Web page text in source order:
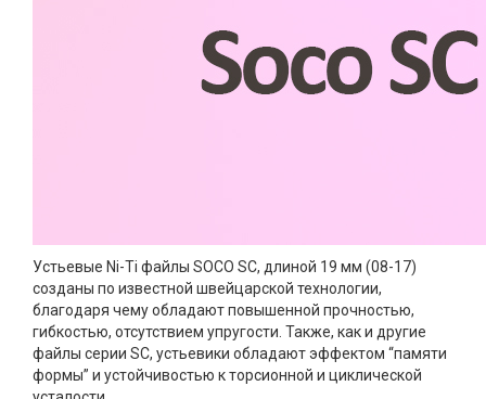
Устьевые Ni-Ti файлы SOCO SC, длиной 19 мм (08-17)
созданы по известной швейцарской технологии,
благодаря чему обладают повышенной прочностью,
гибкостью, отсутствием упругости. Также, как и другие
файлы серии SC, устьевики обладают эффектом “памяти
формы” и устойчивостью к торсионной и циклической